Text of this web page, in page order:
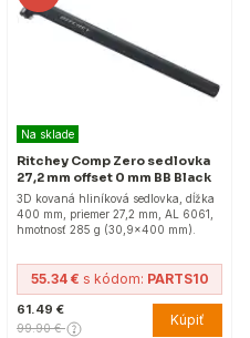
Na sklade
Ritchey Comp Zero sedlovka
27,2 mm offset 0 mm BB Black
3D kovaná hliníková sedlovka, dĺžka
400 mm, priemer 27,2 mm, AL 6061,
hmotnosť 285 g (30,9x400 mm).
55.34 € s kódom: PARTS10
61.49 €
99.90 € Kúpiť